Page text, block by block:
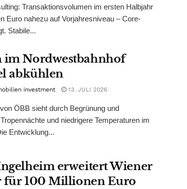
Transaktionsvolumen im ersten Halbjahr
Euro nahezu auf Vorjahresniveau – Core-
Stabile...
im Nordwestbahnhof
abkühlen
investment 13. JULI 2026
ÖBB sieht durch Begrünung und
und niedrigere Temperaturen im
Entwicklung...
erweitert Wiener
für 100 Millionen Euro